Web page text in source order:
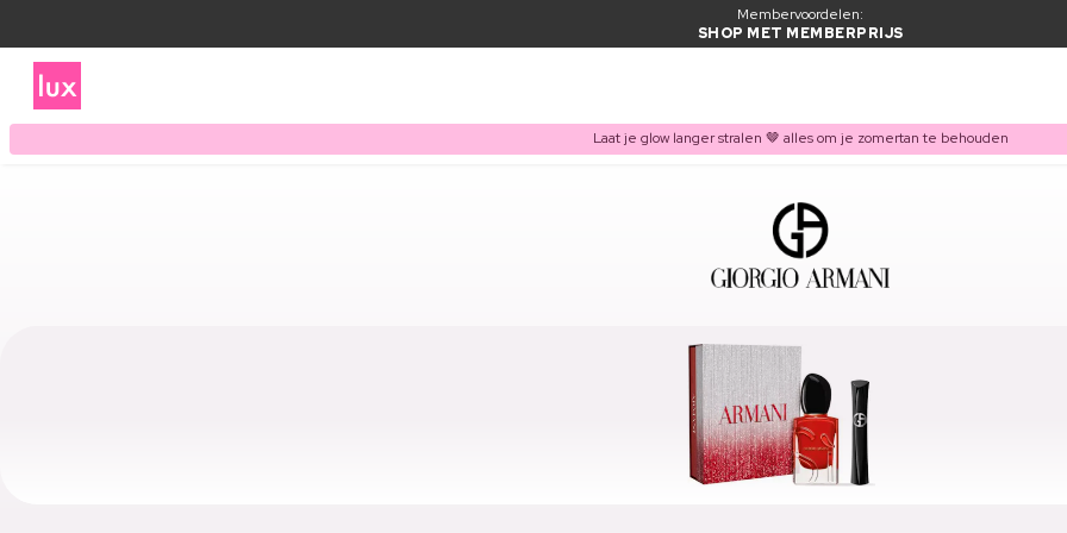
Membervoordelen:
SHOP MET MEMBERPRIJS
Laat je glow langer stralen 🤎 alles om je zomertan te behouden